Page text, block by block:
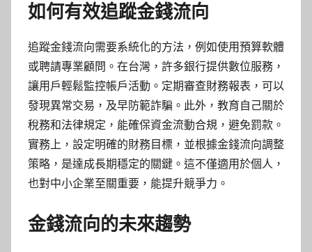
如何有效追蹤金錢流向
追蹤金錢流向需要系統化的方法，例如使用預算軟體
或聘請專業顧問。在台灣，許多銀行提供數位服務，
讓用戶輕鬆監控帳戶活動。定期審查財務報表，可以
發現異常交易，及早防範詐騙。此外，教育自己關於
稅務和法律規定，能確保資金流動合規，避免罰款。
實務上，設定明確的財務目標，並根據金錢流向調整
策略，是達成長期穩定的關鍵。這不僅適用於個人，
也對中小企業至關重要，能提升競爭力。
金錢流向的未來趨勢